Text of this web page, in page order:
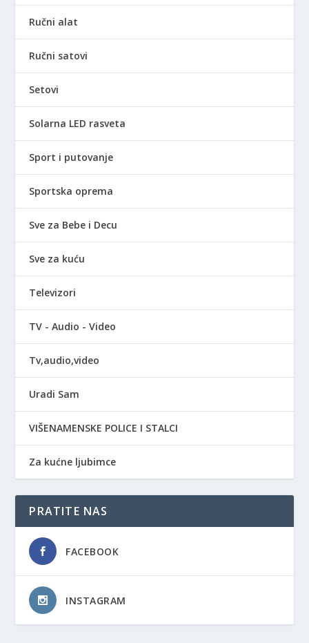
Ručni alat
Ručni satovi
Setovi
Solarna LED rasveta
Sport i putovanje
Sportska oprema
Sve za Bebe i Decu
Sve za kuću
Televizori
TV - Audio - Video
Tv,audio,video
Uradi Sam
VIŠENAMENSKE POLICE I STALCI
Za kućne ljubimce
PRATITE NAS
FACEBOOK
INSTAGRAM